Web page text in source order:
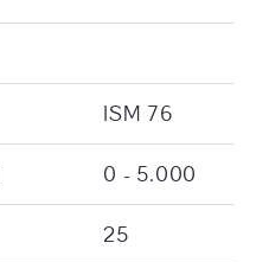
ISM 76
0 - 5.000
25